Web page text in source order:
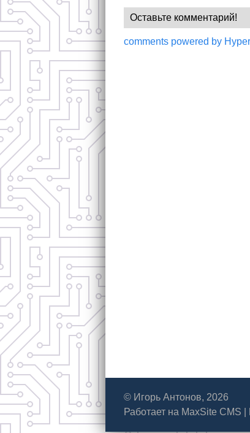
Оставьте комментарий!
comments powered by
© Игорь Антонов, 2026
Работает на MaxSite CMS